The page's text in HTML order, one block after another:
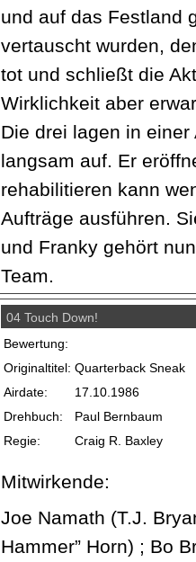
und auf das Festland
vertauscht wurden,
tot und schließt die
Wirklichkeit aber
Die drei lagen in
langsam auf. Er
rehabilitieren kann
Aufträge ausführen.
und Franky gehört
Team.
04 Touch Down!
Bewertung:
Originaltitel: Quarterback Sneak
Airdate:
17.10.1986
Drehbuch:
Paul Bernbaum
Regie:
Craig R. Baxley
Mitwirkende:
Joe Namath (T.J.
Hammer” Horn) ; Bo